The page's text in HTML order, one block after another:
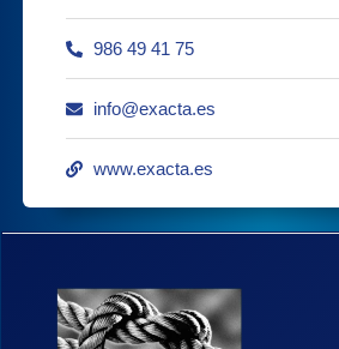
986 49 41 75
info@exacta.es
www.exacta.es